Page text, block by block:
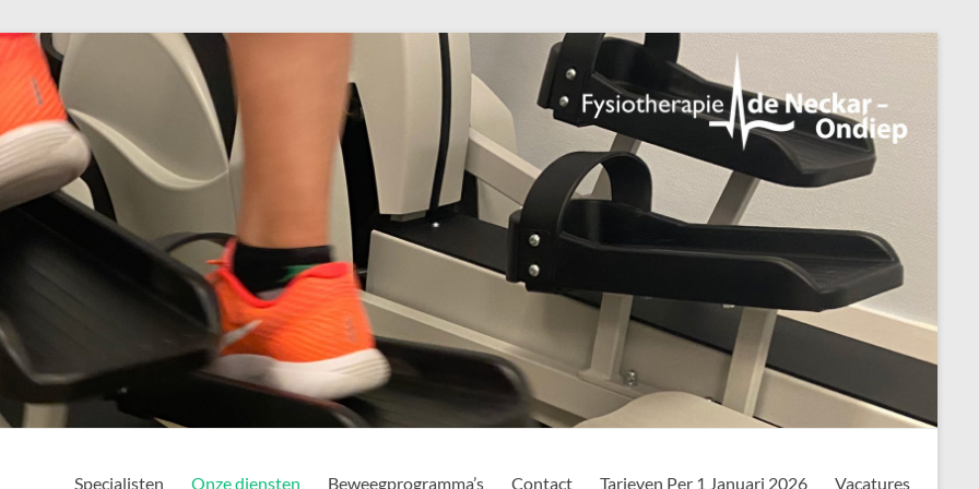
Specialisten Onze diensten Beweegprogramma’s Contact Tarieven Per 1 Januari 2026 Vacatures